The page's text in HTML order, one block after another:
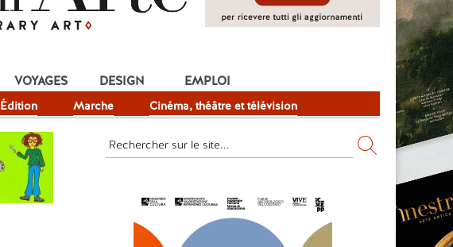
Édition Marche Cinéma, théâtre et télévision
VOYAGES DESIGN EMPLOI